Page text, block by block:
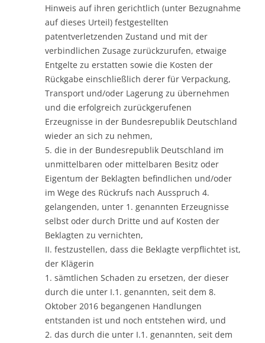
Hinweis auf ihren gerichtlich (unter Bezugnahme
auf dieses Urteil) festgestellten
patentverletzenden Zustand und mit der
verbindlichen Zusage zurückzurufen, etwaige
Entgelte zu erstatten sowie die Kosten der
Rückgabe einschließlich derer für Verpackung,
Transport und/oder Lagerung zu übernehmen
und die erfolgreich zurückgerufenen
Erzeugnisse in der Bundesrepublik Deutschland
wieder an sich zu nehmen,
5. die in der Bundesrepublik Deutschland im
unmittelbaren oder mittelbaren Besitz oder
Eigentum der Beklagten befindlichen und/oder
im Wege des Rückrufs nach Ausspruch 4.
gelangenden, unter 1. genannten Erzeugnisse
selbst oder durch Dritte und auf Kosten der
Beklagten zu vernichten,
II. festzustellen, dass die Beklagte verpflichtet ist,
der Klägerin
1. sämtlichen Schaden zu ersetzen, der dieser
durch die unter I.1. genannten, seit dem 8.
Oktober 2016 begangenen Handlungen
entstanden ist und noch entstehen wird, und
2. das durch die unter I.1. genannten, seit dem